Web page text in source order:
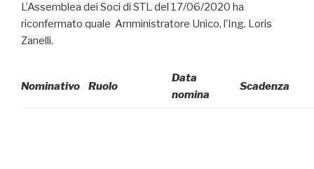
L’Assemblea dei Soci di STL del 17/06/2020 ha
riconfermato quale Amministratore Unico, l’Ing. Loris
Zanelli.
Nominativo Ruolo
Data
nomina
Scadenza